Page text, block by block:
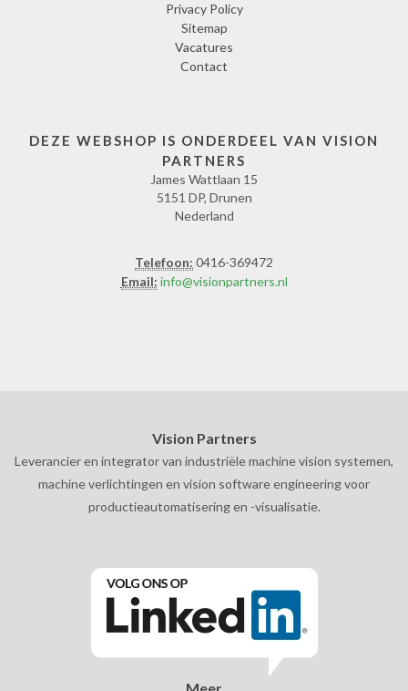
Privacy Policy
Sitemap
Vacatures
Contact
DEZE WEBSHOP IS ONDERDEEL VAN VISION
PARTNERS
James Wattlaan 15
5151 DP, Drunen
Nederland
Telefoon: 0416-369472
Email: info@visionpartners.nl
Vision Partners
Leverancier en integrator van industriële machine vision systemen,
machine verlichtingen en vision software engineering voor
productieautomatisering en -visualisatie.